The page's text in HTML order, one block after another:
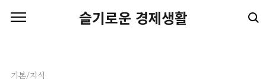
슬기로운 경제생활
기본/지식